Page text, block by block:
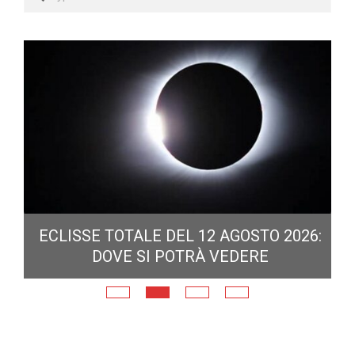
ECLISSE TOTALE DEL 12 AGOSTO 2026:
DOVE SI POTRÀ VEDERE